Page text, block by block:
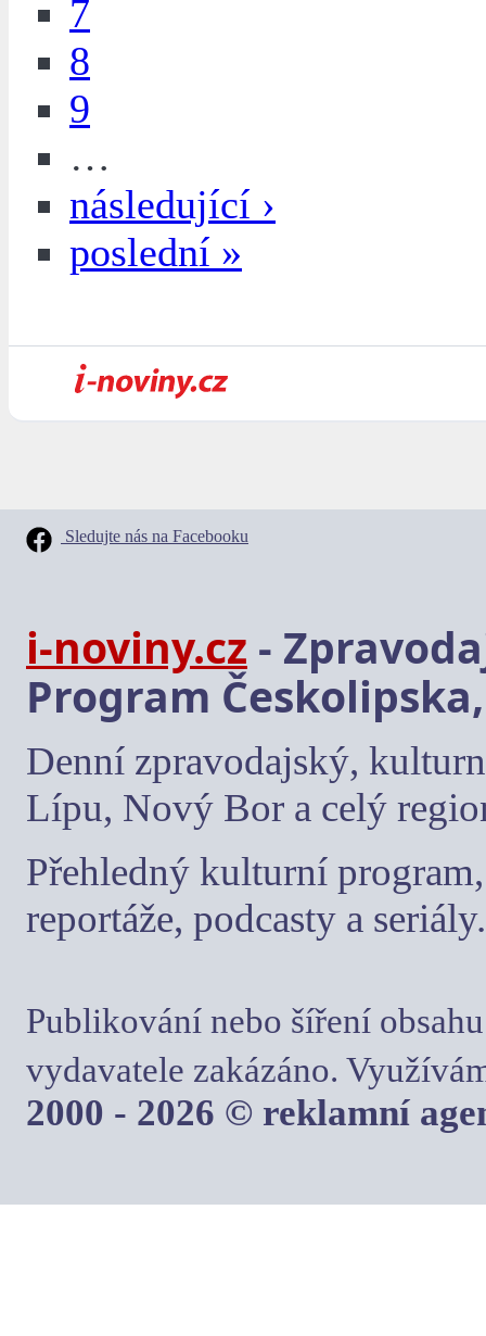
7
8
9
…
následující ›
poslední »
Sledujte nás na Facebooku
i-noviny.cz -
Program
Denní zpravodajský,
Lípu, Nový Bor a celý
Přehledný kulturní
reportáže, podcasty a seriály.
Publikování nebo šíření
vydavatele zakázáno.
2000 - 2026 © reklamní